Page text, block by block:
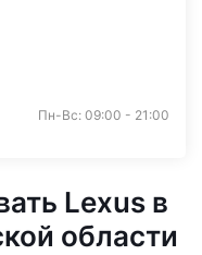
Пн-Вс: 09:00 - 21:00
Lexus в
области